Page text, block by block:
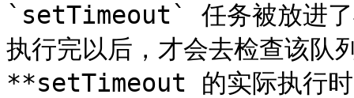
`setTimeout` 任务被放进了
执行完以后，才会去检查该队
**setTimeout 的实际执行时